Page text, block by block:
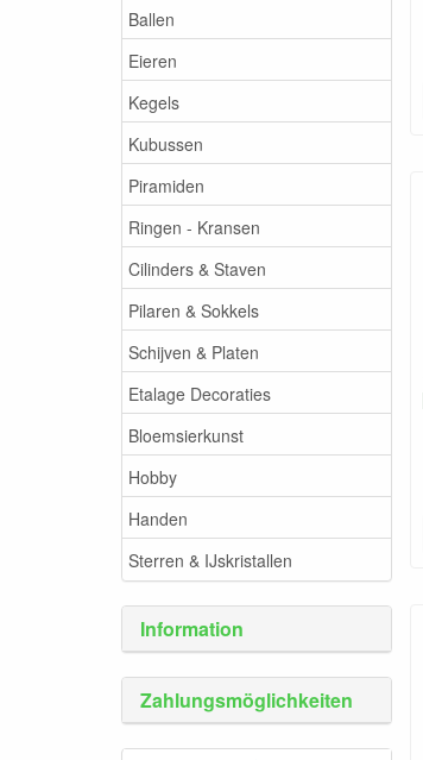
Ballen
Eieren
Kegels
Kubussen
Piramiden
Ringen - Kransen
Cilinders & Staven
Pilaren & Sokkels
Schijven & Platen
Etalage Decoraties
Bloemsierkunst
Hobby
Handen
Sterren & IJskristallen
Information
Zahlungsmöglichkeiten